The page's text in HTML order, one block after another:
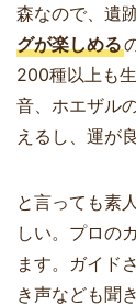
森なので、遺
グが楽しめる
200種以上も
音、ホエザル
えるし、運が
と言っても素
しい。プロの
ます。ガイド
き声なども聞